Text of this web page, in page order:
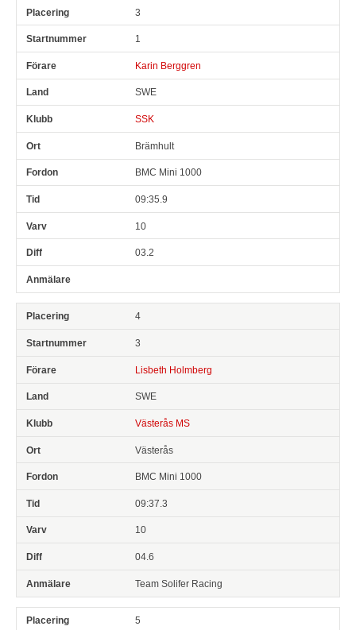
3
1
Karin Berggren
SWE
SSK
Brämhult
BMC Mini 1000
09:35.9
10
03.2
4
3
Lisbeth Holmberg
SWE
Västerås MS
Västerås
BMC Mini 1000
09:37.3
10
04.6
Team Solifer Racing
5